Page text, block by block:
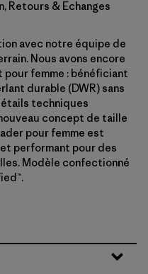
Retours & Echanges
avec notre équipe de
Nous avons encore
pour femme : bénéficiant
durable (DWR) sans
techniques
concept de taille
pour femme est
performant pour des
Modèle confectionné